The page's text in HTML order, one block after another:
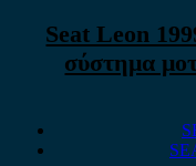
Seat Leon
σύστημα